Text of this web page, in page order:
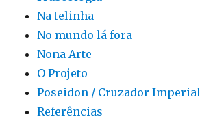
Na telinha
No mundo lá fora
Nona Arte
O Projeto
Poseidon / Cruzador Imperial
Referências